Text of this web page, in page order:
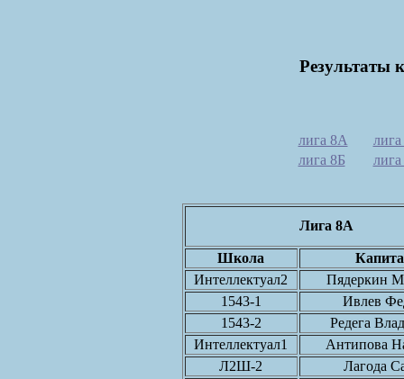
Результаты
лига 8А
лига 8Б
Лига 8А
Школа
Интеллектуал2
Пядеркин
1543-1
Ивлев
1543-2
Редега
Интеллектуал1
Антипова
Л2Ш-2
Лагода